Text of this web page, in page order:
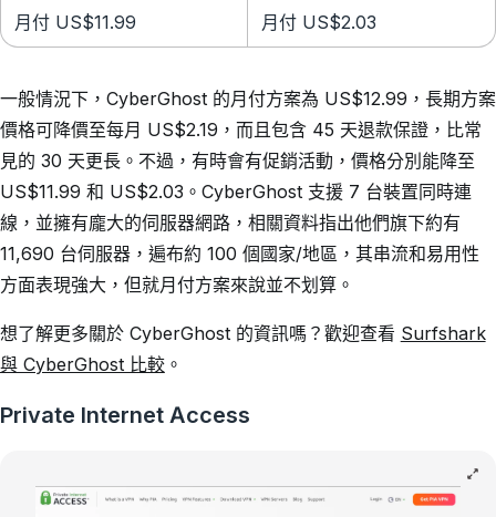
月付 US$11.99 月付 US$2.03
一般情況下，CyberGhost 的月付方案為 US$12.99，長期方案
價格可降價至每月 US$2.19，而且包含 45 天退款保證，比常
見的 30 天更長。不過，有時會有促銷活動，價格分別能降至
US$11.99 和 US$2.03。CyberGhost 支援 7 台裝置同時連
線，並擁有龐大的伺服器網路，相關資料指出他們旗下約有
11,690 台伺服器，遍布約 100 個國家/地區，其串流和易用性
方面表現強大，但就月付方案來說並不划算。
想了解更多關於 CyberGhost 的資訊嗎？歡迎查看 Surfshark
與 CyberGhost 比較。
Private Internet Access